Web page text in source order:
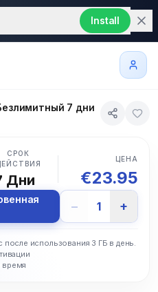
Install
7 дни
СРОК
Дни
ЦЕНА
€23.95
− 1 +
использования 3 ГБ в день.
время